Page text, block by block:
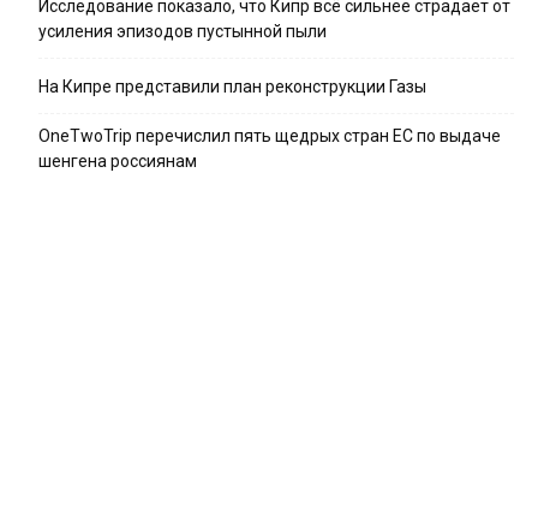
Исследование показало, что Кипр всё сильнее страдает от
усиления эпизодов пустынной пыли
На Кипре представили план реконструкции Газы
OneTwoTrip перечислил пять щедрых стран ЕС по выдаче
шенгена россиянам